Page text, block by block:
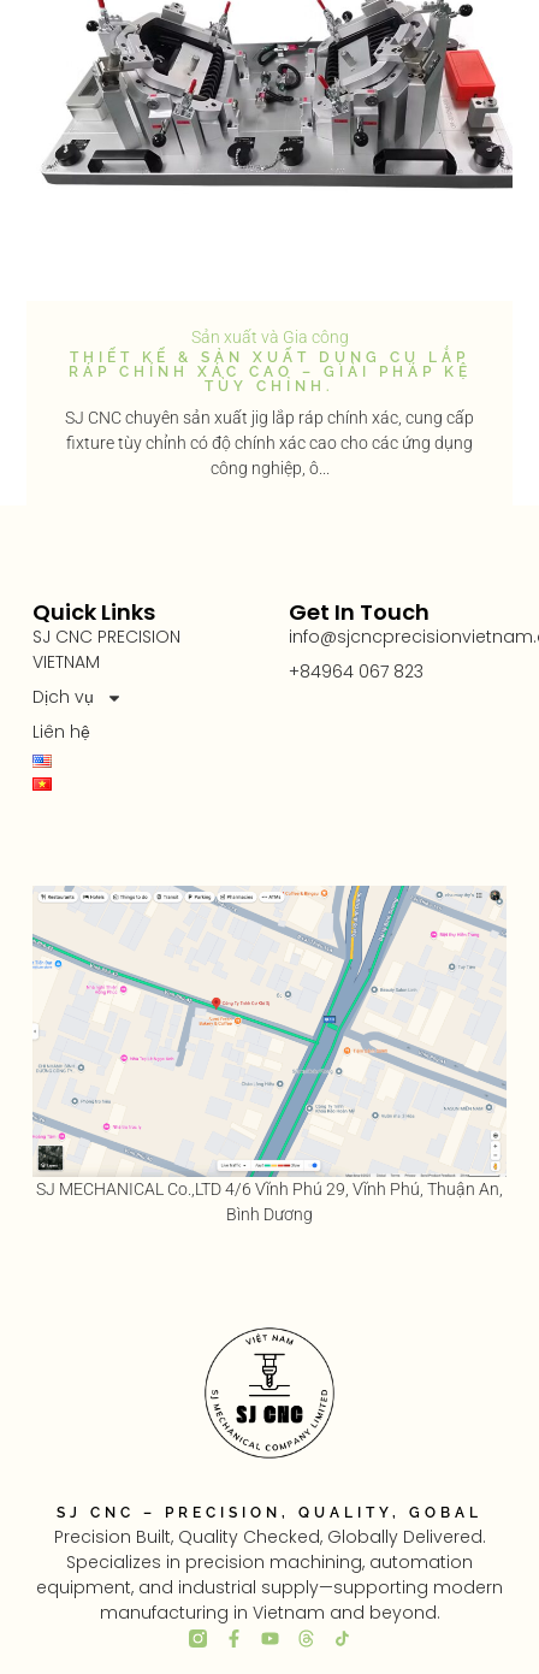
Sản xuất và Gia công
THIẾT KẾ & SẢN XUẤT DỤNG CỤ LẮP
RÁP CHÍNH XÁC CAO – GIẢI PHÁP KỆ
TÙY CHỈNH.
SJ CNC chuyên sản xuất jig lắp ráp chính xác, cung cấp
fixture tùy chỉnh có độ chính xác cao cho các ứng dụng
công nghiệp, ô...
SJ CNC – PRECISION, QUALITY, GOBAL
Precision Built, Quality Checked, Globally Delivered.
Specializes in precision machining, automation
equipment, and industrial supply—supporting modern
manufacturing in Vietnam and beyond.
Quick Links
SJ CNC PRECISION
VIETNAM
Dịch vụ
Liên hệ
Get In Touch
+84964 067 823
SJ MECHANICAL Co.,LTD 4/6 Vĩnh Phú 29, Vĩnh Phú, Thuận An,
Bình Dương